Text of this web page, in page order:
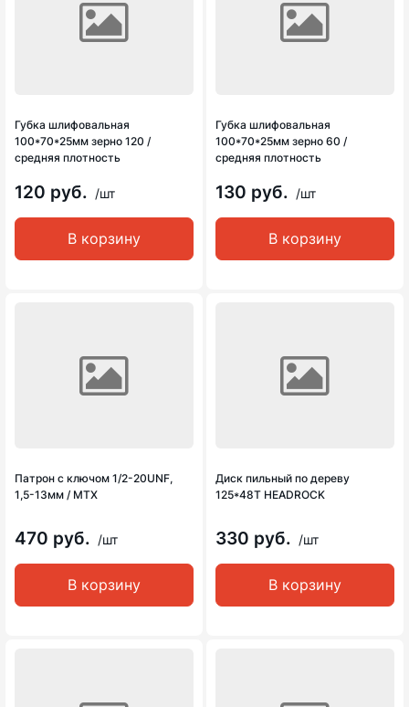
Губка шлифовальная
100*70*25мм зерно 120 /
средняя плотность
120 руб. /шт
В корзину
Губка шлифовальная
100*70*25мм зерно 60 /
средняя плотность
130 руб. /шт
В корзину
Патрон с ключом 1/2-20UNF,
1,5-13мм / MTX
470 руб. /шт
В корзину
Диск пильный по дереву
125*48Т HEADROCK
330 руб. /шт
В корзину